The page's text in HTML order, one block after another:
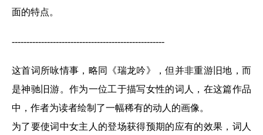
面的特点。
----------------------------------------------------
这首词所咏情事，略同《瑞龙吟》，但并非重游旧地，而
是神驰旧游。作为一位工于描写女性的词人，在这篇作品
中，作者为读者绘制了一幅稀有的动人的画像。
为了要使词中女主人的登场获得预期的应有的效果，词人